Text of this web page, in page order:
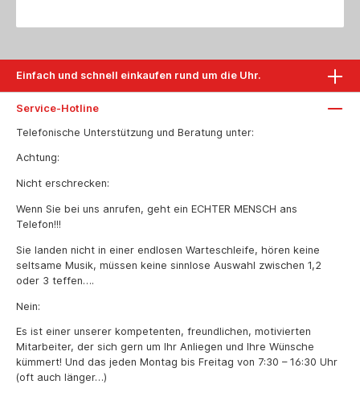
Einfach und schnell einkaufen rund um die Uhr.
Service-Hotline
Telefonische Unterstützung und Beratung unter:
Achtung:
Nicht erschrecken:
Wenn Sie bei uns anrufen, geht ein ECHTER MENSCH ans
Telefon!!!
Sie landen nicht in einer endlosen Warteschleife, hören keine
seltsame Musik, müssen keine sinnlose Auswahl zwischen 1,2
oder 3 teffen….
Nein:
Es ist einer unserer kompetenten, freundlichen, motivierten
Mitarbeiter, der sich gern um Ihr Anliegen und Ihre Wünsche
kümmert! Und das jeden Montag bis Freitag von 7:30 – 16:30 Uhr
(oft auch länger…)